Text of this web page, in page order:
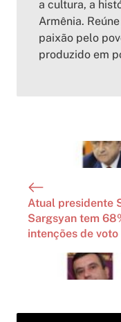
a cultura, a
Armênia.
paixão pelo
produzido em
Atual presidente
Sargsyan tem
intenções de voto